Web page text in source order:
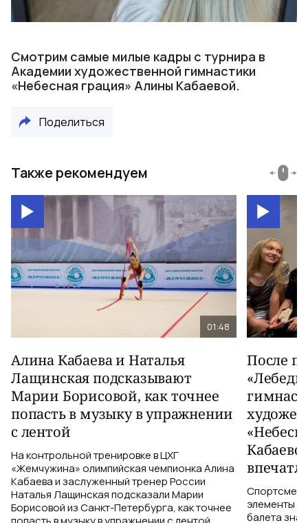
Смотрим самые милые кадры с турнира в
Академии художественной гимнастики
«Небесная грация» Алины Кабаевой.
Поделиться
Также рекомендуем
01:48
Алина Кабаева и Наталья
Лащинская подсказывают
Марии Борисовой, как точнее
попасть в музыку в упражнении
с лентой
На контрольной тренировке в ЦХГ
«Жемчужина» олимпийская чемпионка Алина
Кабаева и заслуженный тренер России
Наталья Лащинская подсказали Марии
Борисовой из Санкт-Петербурга, как точнее
После
элементы
балета